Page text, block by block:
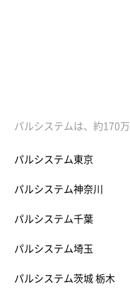
パルシステムは、約170
パルシステム東京
パルシステム神奈川
パルシステム千葉
パルシステム埼玉
パルシステム茨城 栃木